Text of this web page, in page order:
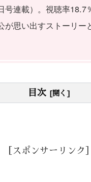
号連載）。視聴率18.7
が思い出すストーリー
目次
［スポンサーリンク］